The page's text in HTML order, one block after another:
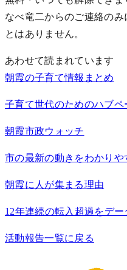
なべ竜二からのご連絡の
とはありません。
あわせて読まれています
朝霞の子育て情報まとめ
子育て世代のためのハブペ
朝霞市政ウォッチ
市の最新の動きをわかりや
朝霞に人が集まる理由
12年連続の転入超過をデー
活動報告一覧に戻る